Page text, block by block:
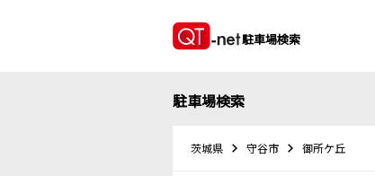
駐車場検索
駐車場検索
茨城県 守谷市 御所ケ丘